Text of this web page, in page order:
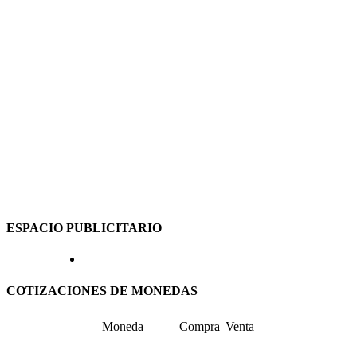
ESPACIO PUBLICITARIO
COTIZACIONES DE MONEDAS
Moneda Compra Venta